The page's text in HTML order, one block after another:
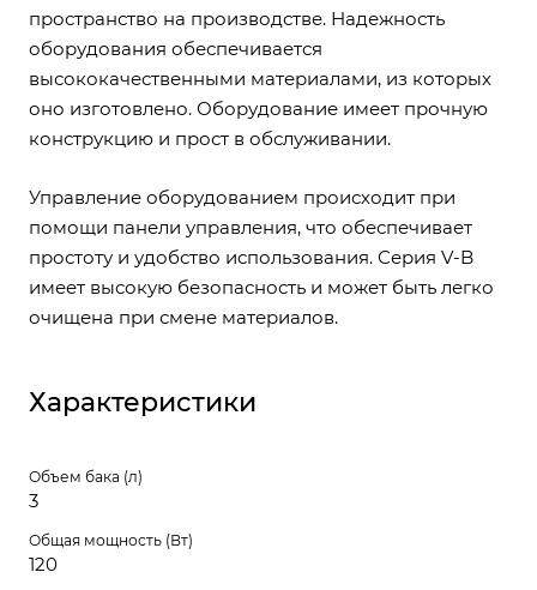
пространство на производстве. Надежность
оборудования обеспечивается
высококачественными материалами, из которых
оно изготовлено. Оборудование имеет прочную
конструкцию и прост в обслуживании.
Управление оборудованием происходит при
помощи панели управления, что обеспечивает
простоту и удобство использования. Серия V-B
имеет высокую безопасность и может быть легко
очищена при смене материалов.
Характеристики
Объем бака (л)
3
Общая мощность (Вт)
120